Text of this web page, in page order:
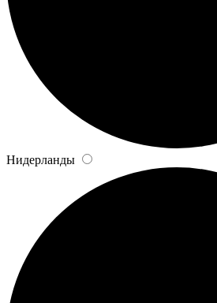
Нидерланды